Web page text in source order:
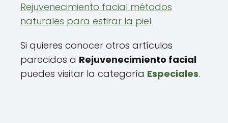
Rejuvenecimiento facial métodos
naturales para estirar la piel
Si quieres conocer otros artículos
parecidos a Rejuvenecimiento facial
puedes visitar la categoría Especiales.